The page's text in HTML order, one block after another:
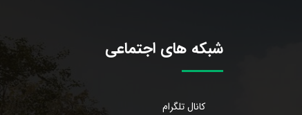
شبکه های اجتماعی
کانال تلگرام